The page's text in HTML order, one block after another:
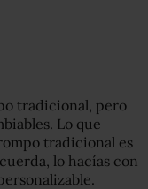
tradicional, pero
Lo que
tradicional es
lo hacías con